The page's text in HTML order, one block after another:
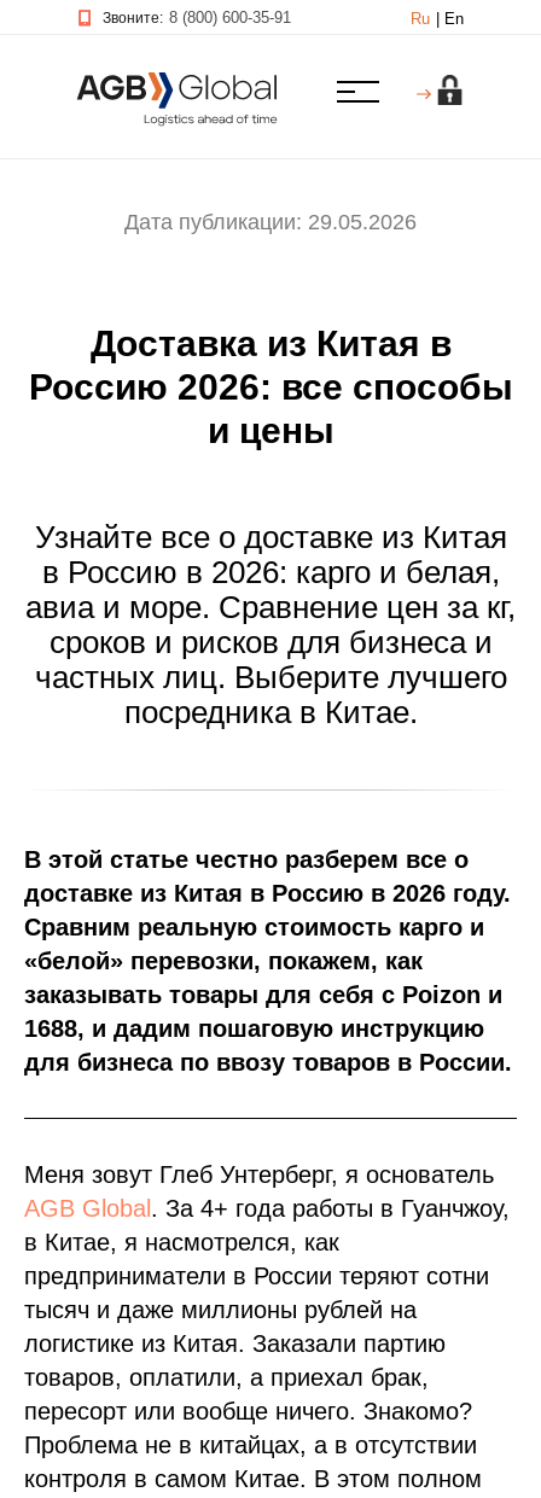
8 (800) 600-35-91
Звоните: Ru En
Дата публикации: 29.05.2026
Доставка из Китая в
Россию 2026: все способы
и цены
Узнайте все о доставке из Китая
в Россию в 2026: карго и белая,
авиа и море. Сравнение цен за кг,
сроков и рисков для бизнеса и
частных лиц. Выберите лучшего
посредника в Китае.
В этой статье честно разберем все о
доставке из Китая в Россию в 2026 году.
Сравним реальную стоимость карго и
«белой» перевозки, покажем, как
заказывать товары для себя с Poizon и
1688, и дадим пошаговую инструкцию
для бизнеса по ввозу товаров в России.
Меня зовут Глеб Унтерберг, я основатель
AGB Global . За 4+ года работы в Гуанчжоу,
в Китае, я насмотрелся, как
предприниматели в России теряют сотни
тысяч и даже миллионы рублей на
логистике из Китая. Заказали партию
товаров, оплатили, а приехал брак,
пересорт или вообще ничего. Знакомо?
Проблема не в китайцах, а в отсутствии
контроля в самом Китае. В этом полном